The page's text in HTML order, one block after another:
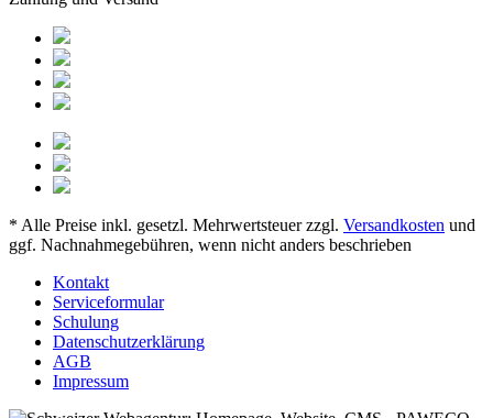
* Alle Preise inkl. gesetzl. Mehrwertsteuer zzgl. Versandkosten und
ggf. Nachnahmegebühren, wenn nicht anders beschrieben
Kontakt
Serviceformular
Schulung
Datenschutzerklärung
AGB
Impressum